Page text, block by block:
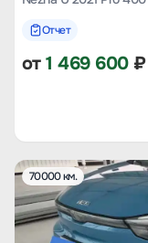
Отчет
от1 469 600₽
70000 км.